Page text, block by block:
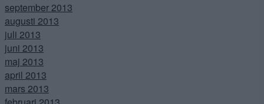
september 2013
augusti 2013
juli 2013
juni 2013
maj 2013
april 2013
mars 2013